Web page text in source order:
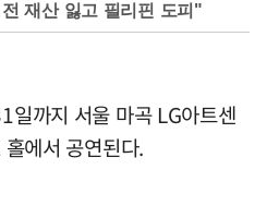
재산 잃고 필리핀 도피"
일까지 서울 마곡 LG아트센
에서 공연된다.